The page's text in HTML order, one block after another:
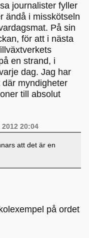
journalister fyller
ändå i misskötseln
På sin
för att i nästa
en strand, i
dag. Jag har
myndigheter
till absolut
20:04
att det är en
på ordet